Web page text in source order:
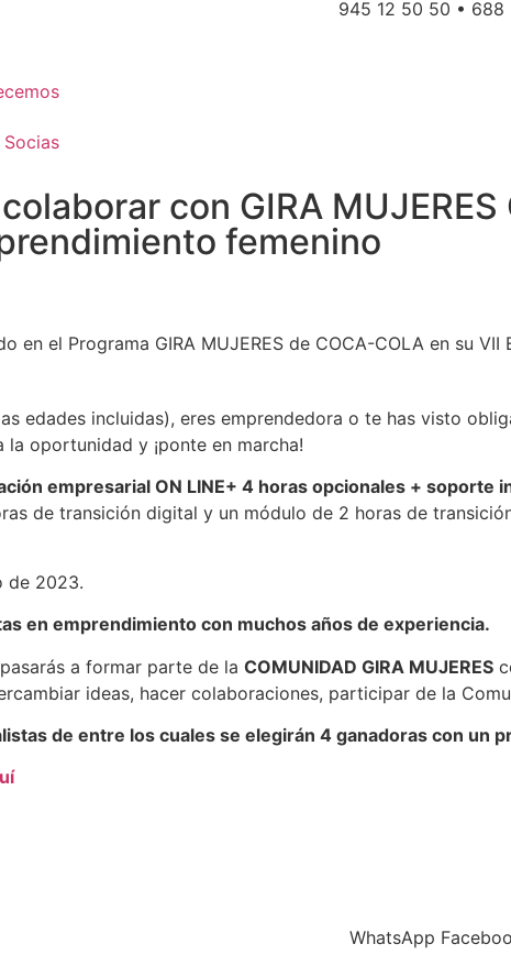
945 12 50 50 • 688
con GIRA
femenino
en el Programa GIRA MUJERES de COCA-COLA en su
edades incluidas), eres emprendedora o te has visto
oportunidad y ¡ponte en marcha!
empresarial ON LINE+ 4 horas opcionales + soporte
de transición digital y un módulo de 2 horas de
de 2023.
en emprendimiento con muchos años de experiencia.
a formar parte de la COMUNIDAD GIRA MUJERES
ideas, hacer colaboraciones, participar de la
de entre los cuales se elegirán 4 ganadoras con un
WhatsApp